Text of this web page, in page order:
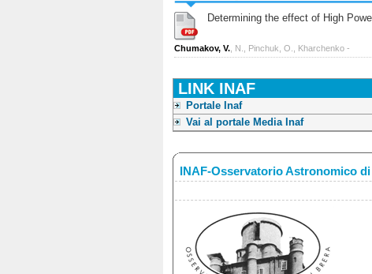
Determining the effect of High
Chumakov, V. , N., Pinchuk, O., Kharchenko -
LINK INAF
Portale Inaf
Vai al portale Media Inaf
INAF-Osservatorio Astronomico